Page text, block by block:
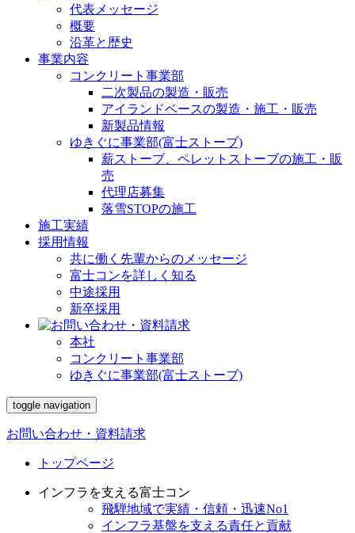
代表メッセージ
概要
沿革と歴史
事業内容
コンクリート事業部
二次製品の製造・販売
アイランドベースの製造・施工・販売
新製品情報
ゆきぐに事業部(富士ストーブ)
薪ストーブ、ペレットストーブの施工・販
売
代理店募集
落雪STOPの施工
施工実績
採用情報
共に働く先輩からのメッセージ
富士コンを詳しく知る
中途採用
新卒採用
本社
コンクリート事業部
ゆきぐに事業部(富士ストーブ)
toggle navigation
お問い合わせ・資料請求
トップページ
インフラを支える富士コン
飛騨地域で実績・信頼・迅速No1
インフラ基盤を支える責任と貢献